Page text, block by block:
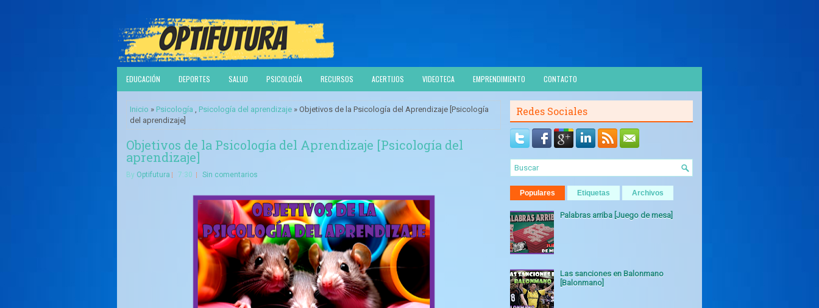
EDUCACIÓN DEPORTES SALUD PSICOLOGÍA RECURSOS ACERTIJOS VIDEOTECA EMPRENDIMIENTO CONTACTO
Inicio » Psicología , Psicología del aprendizaje » Objetivos de la Psicología del Aprendizaje [Psicología
del aprendizaje]
Objetivos de la Psicología del Aprendizaje [Psicología del
aprendizaje]
By Optifutura 7:30 Sin comentarios
Redes Sociales
Populares Etiquetas Archivos
Palabras arriba [Juego de mesa]
Las sanciones en Balonmano
[Balonmano]